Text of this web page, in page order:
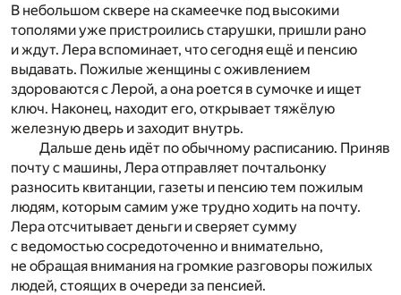
В небольшом сквере на скамеечке под высокими
тополями уже пристроились старушки, пришли рано
и ждут. Лера вспоминает, что сегодня ещё и пенсию
выдавать. Пожилые женщины с оживлением
здороваются с Лерой, а она роется в сумочке и ищет
ключ. Наконец, находит его, открывает тяжёлую
железную дверь и заходит внутрь.
Дальше день идёт по обычному расписанию. Приняв
почту с машины, Лера отправляет почтальонку
разносить квитанции, газеты и пенсию тем пожилым
людям, которым самим уже трудно ходить на почту.
Лера отсчитывает деньги и сверяет сумму
с ведомостью сосредоточенно и внимательно,
не обращая внимания на громкие разговоры пожилых
людей, стоящих в очереди за пенсией.